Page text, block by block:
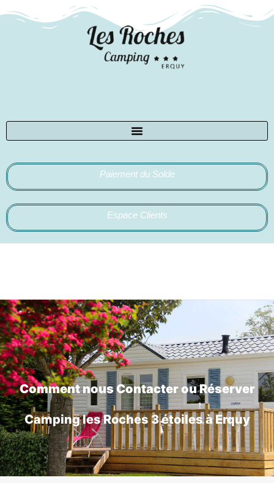
Paiement du Solde
Espace Clients
Comment nous Contacter ou Réserver
Camping les Roches 3 étoiles à Erquy